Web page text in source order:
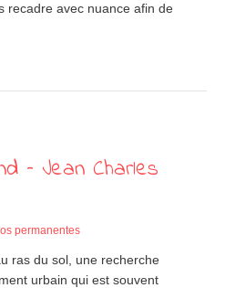
recadre avec nuance afin de
– Jean Charles
permanentes
ras du sol, une recherche
urbain qui est souvent